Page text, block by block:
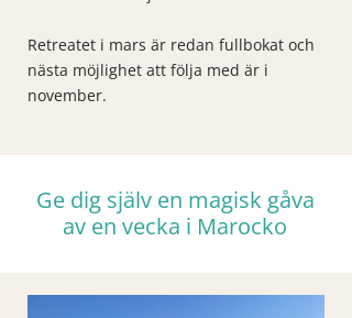
Retreatet i mars är redan fullbokat och
nästa möjlighet att följa med är i
november.
Ge dig själv en magisk gåva
av en vecka i Marocko